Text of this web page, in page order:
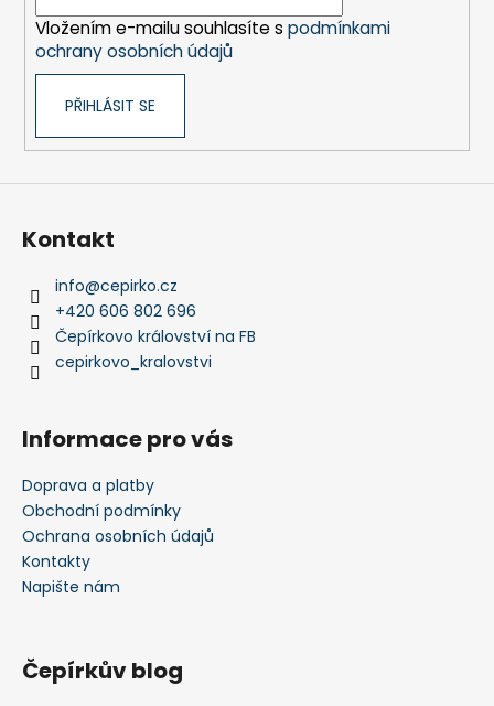
Vložením e-mailu souhlasíte s podmínkami
ochrany osobních údajů
PŘIHLÁSIT SE
Kontakt
info@cepirko.cz
+420 606 802 696
Čepírkovo království na FB
cepirkovo_kralovstvi
Informace pro vás
Doprava a platby
Obchodní podmínky
Ochrana osobních údajů
Kontakty
Napište nám
Čepírkův blog